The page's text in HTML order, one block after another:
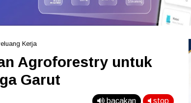
Kerja
Agroforestry untuk
Garut
bacakan stop